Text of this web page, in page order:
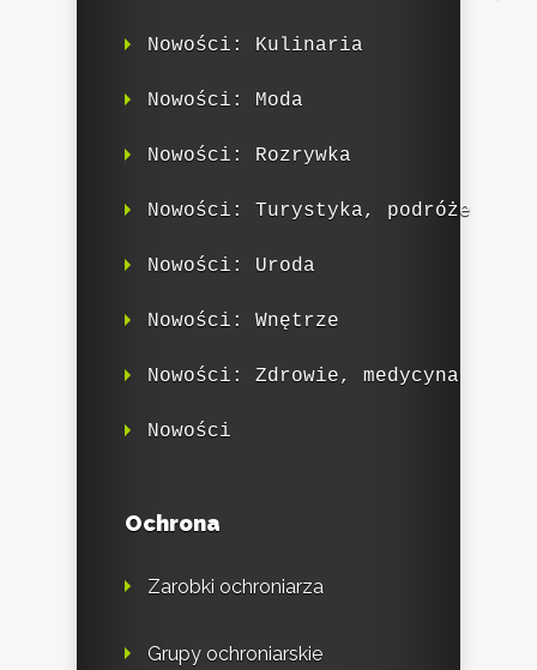
Nowości: Kulinaria
Nowości: Moda
Nowości: Rozrywka
Nowości: Turystyka, podróże
Nowości: Uroda
Nowości: Wnętrze
Nowości: Zdrowie, medycyna
Nowości
Ochrona
Zarobki ochroniarza
Grupy ochroniarskie